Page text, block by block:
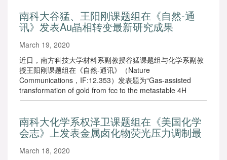
国际评论杂志《物理》（Physics）亦以“Viewpoint”形式对相
关研究成果做了专题介绍。
南科大谷猛、王阳刚课题组在《自然-通
讯》发表Au晶相转变最新研究成果
March 19, 2020
近日，南方科技大学材料系副教授谷猛课题组与化学系副教
授王阳刚课题组在《自然-通讯》（Nature
Communications，IF:12.353）发表题为“Gas-assisted
transformation of gold from fcc to the metastable 4H
phase”的研究论文，揭示了Au的传统fcc晶相与4H晶相之间
南科大化学系权泽卫课题组在《美国化学
会志》上发表金属卤化物荧光压力调制最
March 18, 2020